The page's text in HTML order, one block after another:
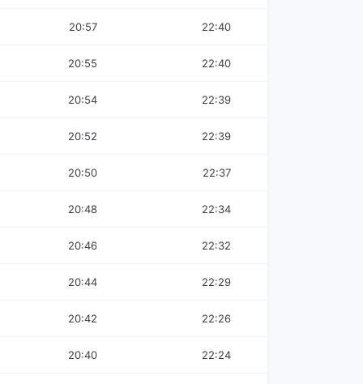
20:57 22:40
20:55 22:40
20:54 22:39
20:52 22:39
20:50 22:37
20:48 22:34
20:46 22:32
20:44 22:29
20:42 22:26
20:40 22:24